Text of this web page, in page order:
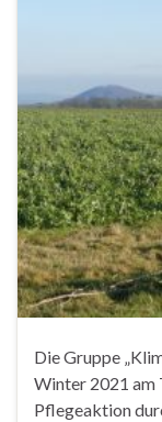
Die Gruppe
Winter 2021 am
Pflegeaktion